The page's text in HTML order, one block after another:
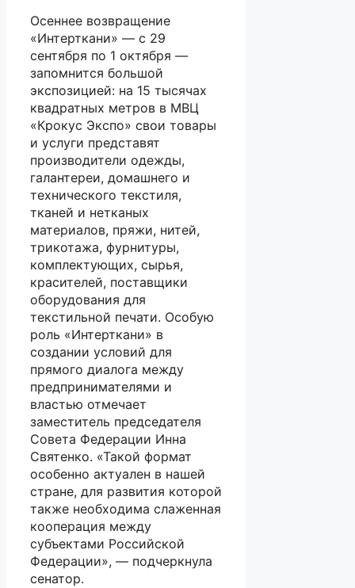
Осеннее возвращение
«Интерткани» — с 29
сентября по 1 октября —
запомнится большой
экспозицией: на 15 тысячах
квадратных метров в МВЦ
«Крокус Экспо» свои товары
и услуги представят
производители одежды,
галантереи, домашнего и
технического текстиля,
тканей и нетканых
материалов, пряжи, нитей,
трикотажа, фурнитуры,
комплектующих, сырья,
красителей, поставщики
оборудования для
текстильной печати. Особую
роль «Интерткани» в
создании условий для
прямого диалога между
предпринимателями и
властью отмечает
заместитель председателя
Совета Федерации Инна
Святенко. «Такой формат
особенно актуален в нашей
стране, для развития которой
также необходима слаженная
кооперация между
субъектами Российской
Федерации», — подчеркнула
сенатор.